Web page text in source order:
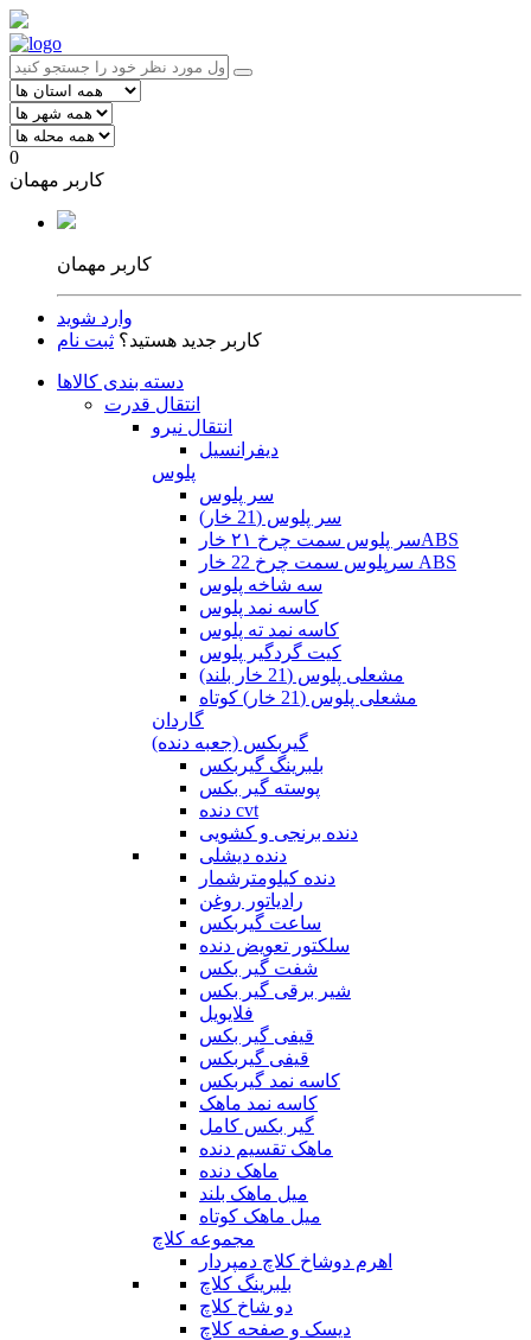
0
کاربر مهمان
کاربر مهمان
وارد شوید
کاربر جدید هستید؟ ثبت نام
دسته بندی کالاها
انتقال قدرت
انتقال نیرو
دیفرانسیل
پلوس
سر پلوس
سر پلوس (21 خار)
سر پلوس سمت چرخ ۲۱ خارABS
سرپلوس سمت چرخ 22 خار ABS
سه شاخه پلوس
کاسه نمد پلوس
کاسه نمد ته پلوس
کیت گردگیر پلوس
مشعلی پلوس (21 خار بلند)
مشعلی پلوس (21 خار) کوتاه
گاردان
گیربکس (جعبه دنده)
بلبرینگ گیربکس
پوسته گیر بکس
دنده cvt
دنده برنجی و کشویی
دنده دیشلی
دنده کیلومترشمار
رادیاتور روغن
ساعت گیربکس
سلکتور تعویض دنده
شفت گیر بکس
شیر برقی گیر بکس
فلایویل
قیفی گیر بکس
قیفی گیربکس
کاسه نمد گیربکس
کاسه نمد ماهک
گیر بکس کامل
ماهک تقسیم دنده
ماهک دنده
میل ماهک بلند
میل ماهک کوتاه
مجموعه کلاچ
اهرم دوشاخ کلاچ دمپردار
بلبرینگ کلاچ
دو شاخ کلاچ
دیسک و صفحه کلاچ